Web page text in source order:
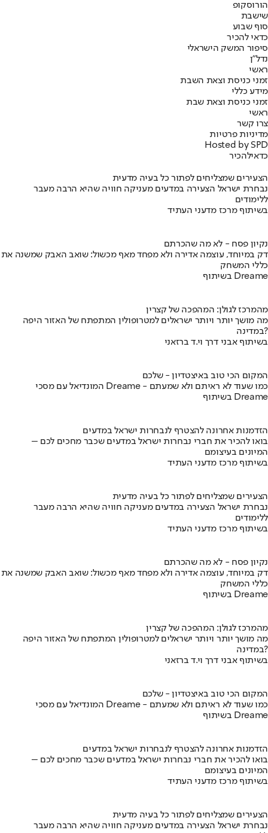
הורוסקופ
שישבת
סוף שבוע
כדאי להכיר
סיפור המשק הישראלי
נדל"ן
ראשי
זמני כניסת וצאת השבת
מידע כללי
זמני כניסת וצאת שבת
ראשי
צרו קשר
מדיניות פרטיות
Hosted by SPD
כדאילהכיר
הצעירים שמצליחים לפתור כל בעיה מדעית
נבחרת ישראל הצעירה במדעים מעניקה חוויה שהיא הרבה מעבר
ללימודים
בשיתוף מרכז מדעני העתיד
נקיון פסח - לא מה שהכרתם
דק במיוחד, עוצמה אדירה ולא מפחד מאף מכשול: שואב האבק שמשנה את
כללי המשחק
בשיתוף Dreame
מהמרכז לגולן: המהפכה של קצרין
מה מושך יותר ויותר ישראלים למטרופולין המתפתח של האזור היפה
במדינה?
בשיתוף אבני דרך וי.ד ברזאני
המקום הכי טוב באיצטדיון - שלכם
המונדיאל עם מסכי Dreame - כמו שעוד לא ראיתם ולא שמעתם
בשיתוף Dreame
הזדמנות אחרונה להצטרף לנבחרות ישראל במדעים
בואו להכיר את חברי נבחרות ישראל במדעים שכבר מחכים לכם –
המיונים בעיצומם
בשיתוף מרכז מדעני העתיד
הצעירים שמצליחים לפתור כל בעיה מדעית
נבחרת ישראל הצעירה במדעים מעניקה חוויה שהיא הרבה מעבר
ללימודים
בשיתוף מרכז מדעני העתיד
נקיון פסח - לא מה שהכרתם
דק במיוחד, עוצמה אדירה ולא מפחד מאף מכשול: שואב האבק שמשנה את
כללי המשחק
בשיתוף Dreame
מהמרכז לגולן: המהפכה של קצרין
מה מושך יותר ויותר ישראלים למטרופולין המתפתח של האזור היפה
במדינה?
בשיתוף אבני דרך וי.ד ברזאני
המקום הכי טוב באיצטדיון - שלכם
המונדיאל עם מסכי Dreame - כמו שעוד לא ראיתם ולא שמעתם
בשיתוף Dreame
הזדמנות אחרונה להצטרף לנבחרות ישראל במדעים
בואו להכיר את חברי נבחרות ישראל במדעים שכבר מחכים לכם –
המיונים בעיצומם
בשיתוף מרכז מדעני העתיד
הצעירים שמצליחים לפתור כל בעיה מדעית
נבחרת ישראל הצעירה במדעים מעניקה חוויה שהיא הרבה מעבר